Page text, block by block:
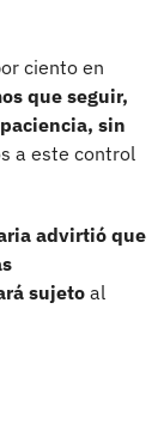
ciento en
que seguir,
sin
a este control
advirtió que
sujeto al